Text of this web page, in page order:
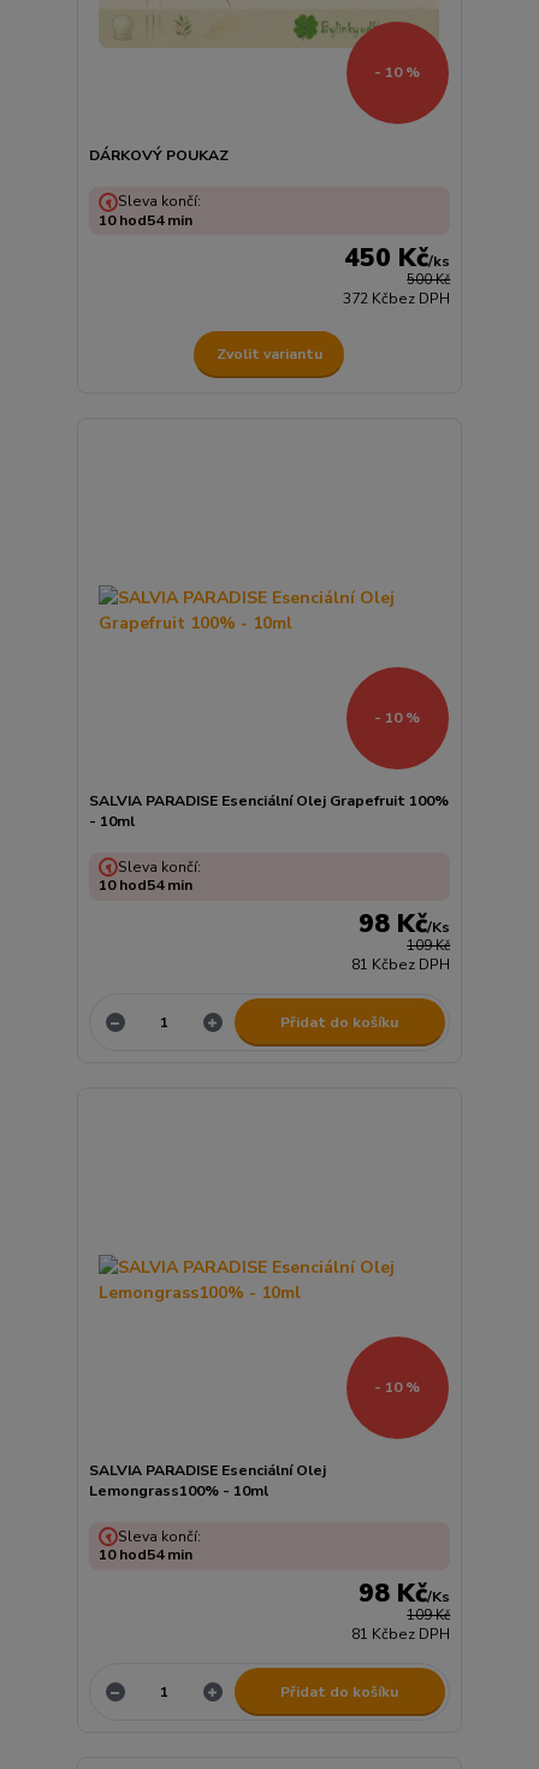
- 10 %
DÁRKOVÝ POUKAZ
500 Kč
450 Kč/ks
372 Kčbez DPH
Sleva končí:
10hod54min
Zvolit variantu
- 10 %
SALVIA PARADISE Esenciální Olej Grapefruit 100%
- 10ml
109 Kč
98 Kč/Ks
81 Kčbez DPH
Sleva končí:
10hod54min
Přidat do košíku
- 10 %
SALVIA PARADISE Esenciální Olej
Lemongrass100% - 10ml
109 Kč
98 Kč/Ks
81 Kčbez DPH
Sleva končí:
10hod54min
Přidat do košíku